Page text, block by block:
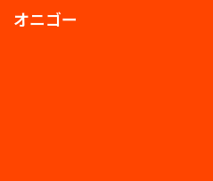
オニゴー